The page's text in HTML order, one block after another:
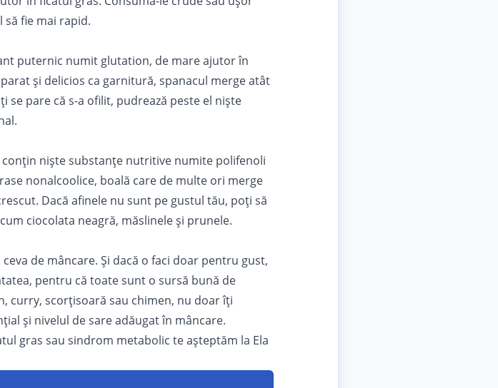
să fie mai rapid.
puternic numit glutation, de mare ajutor în
şi delicios ca garnitură, spanacul merge atât
se pare că s-a ofilit, pudrează peste el niște
nişte substanțe nutritive numite polifenoli
nonalcoolice, boală care de multe ori merge
Dacă afinele nu sunt pe gustul tău, poţi să
ciocolata neagră, măslinele și prunele.
de mâncare. Şi dacă o faci doar pentru gust,
pentru că toate sunt o sursă bună de
curry, scorţisoară sau chimen, nu doar îţi
şi nivelul de sare adăugat în mâncare.
gras sau sindrom metabolic te așteptăm la Ela